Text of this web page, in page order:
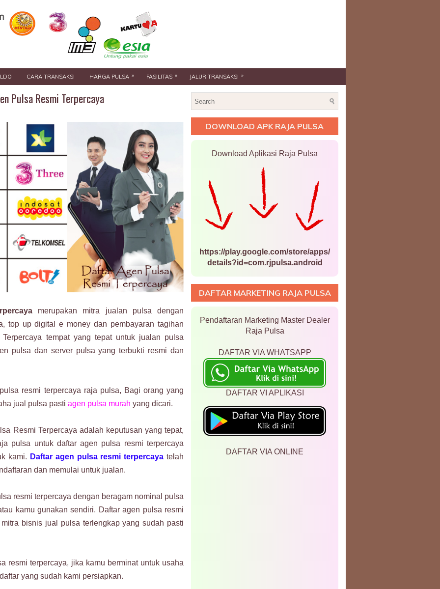
CARA TRANSAKSI HARGA PULSA » FASILITAS » JALUR TRANSAKSI »
Pulsa Resmi Terpercaya
merupakan mitra jualan pulsa dengan
top up digital e money dan pembayaran tagihan
tempat yang tepat untuk jualan pulsa
pulsa dan server pulsa yang terbukti resmi dan
resmi terpercaya raja pulsa, Bagi orang yang
jual pulsa pasti agen pulsa murah yang dicari.
Resmi Terpercaya adalah keputusan yang tepat,
pulsa untuk daftar agen pulsa resmi terpercaya
kami. Daftar agen pulsa resmi terpercaya telah
dan memulai untuk jualan.
resmi terpercaya dengan beragam nominal pulsa
kamu gunakan sendiri. Daftar agen pulsa resmi
bisnis jual pulsa terlengkap yang sudah pasti
resmi terpercaya, jika kamu berminat untuk usaha
yang sudah kami persiapkan.
DOWNLOAD APK RAJA PULSA
Download Aplikasi Raja Pulsa
https://play.google.com/store/apps/
details?id=com.rjpulsa.android
DAFTAR MARKETING RAJA PULSA
Pendaftaran Marketing Master Dealer
Raja Pulsa
DAFTAR VIA WHATSAPP
DAFTAR VI APLIKASI
DAFTAR VIA ONLINE